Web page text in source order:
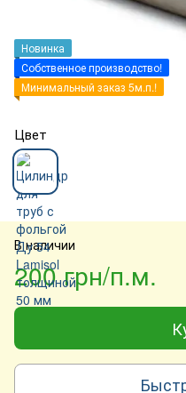
Новинка
Собственное производство!
Минимальный заказ 5м.п.!
Цвет
В наличии
200 грн/п.м.